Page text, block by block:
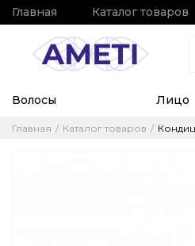
Главная Каталог товаров
Волосы Лицо
Главная Каталог товаров